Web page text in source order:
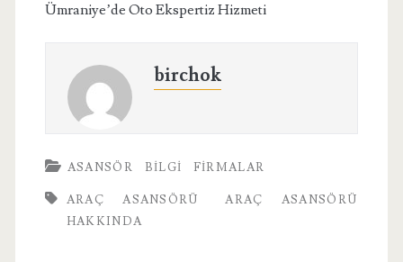
Ümraniye’de Oto Ekspertiz Hizmeti
birchok
ASANSÖR BILGI FIRMALAR
ARAÇ ASANSÖRÜ
ARAÇ ASANSÖRÜ
HAKKINDA